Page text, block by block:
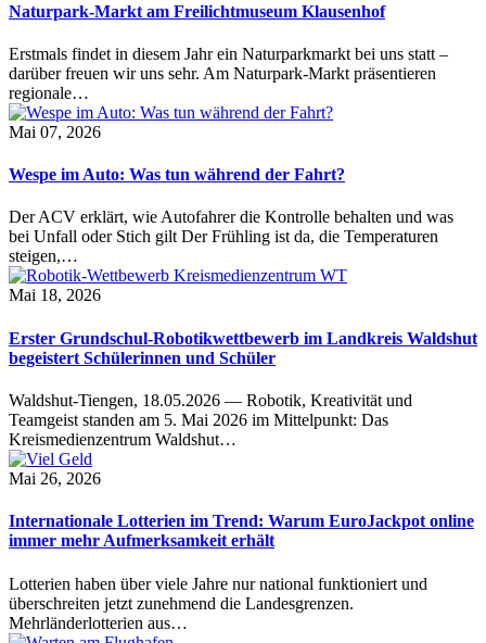
Naturpark-Markt am Freilichtmuseum Klausenhof
Erstmals findet in diesem Jahr ein Naturparkmarkt bei uns statt –
darüber freuen wir uns sehr. Am Naturpark-Markt präsentieren
regionale…
Mai 07, 2026
Wespe im Auto: Was tun während der Fahrt?
Der ACV erklärt, wie Autofahrer die Kontrolle behalten und was
bei Unfall oder Stich gilt Der Frühling ist da, die Temperaturen
steigen,…
Mai 18, 2026
Erster Grundschul-Robotikwettbewerb im Landkreis Waldshut
begeistert Schülerinnen und Schüler
Waldshut-Tiengen, 18.05.2026 — Robotik, Kreativität und
Teamgeist standen am 5. Mai 2026 im Mittelpunkt: Das
Kreismedienzentrum Waldshut…
Mai 26, 2026
Internationale Lotterien im Trend: Warum EuroJackpot online
immer mehr Aufmerksamkeit erhält
Lotterien haben über viele Jahre nur national funktioniert und
überschreiten jetzt zunehmend die Landesgrenzen.
Mehrländerlotterien aus…